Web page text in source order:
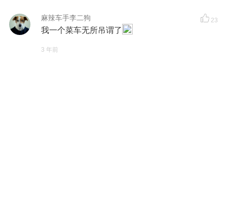
麻辣车手李二狗 23
我一个菜车无所吊谓了
3 年前